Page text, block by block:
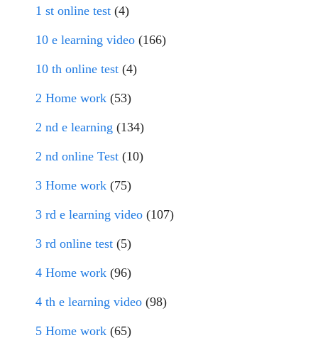
1 st online test (4)
10 e learning video (166)
10 th online test (4)
2 Home work (53)
2 nd e learning (134)
2 nd online Test (10)
3 Home work (75)
3 rd e learning video (107)
3 rd online test (5)
4 Home work (96)
4 th e learning video (98)
5 Home work (65)